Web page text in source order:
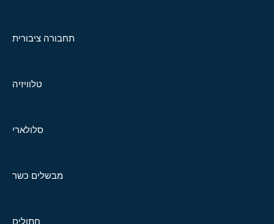
תחבורה ציבורית
טלוויזיה
סלולארי
מבשלים כשר
חתולים